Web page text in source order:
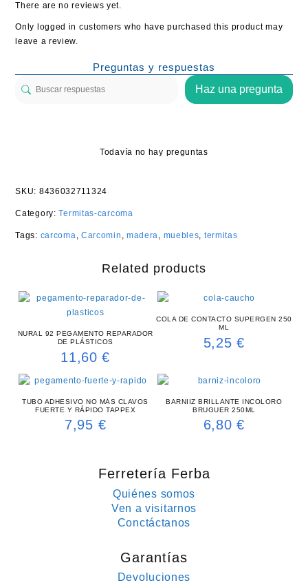
There are no reviews yet.
Only logged in customers who have purchased this product may
leave a review.
Preguntas y respuestas
Haz una pregunta
Todavía no hay preguntas
SKU: 8436032711324
Category:Termitas-carcoma
Tags: carcoma, Carcomin , madera, muebles, termitas
Related products
NURAL 92 PEGAMENTO REPARADOR
DE PLÁSTICOS
11,60€
COLA DE CONTACTO SUPERGEN 250
ML
5,25€
TUBO ADHESIVO NO MÁS CLAVOS
FUERTE Y RÁPIDO TAPPEX
7,95 €
BARNIIZ BRILLANTE INCOLORO
BRUGUER 250ML
6,80€
Ferretería Ferba
Quiénes somos
Ven a visitarnos
Conctáctanos
Garantías
Devoluciones